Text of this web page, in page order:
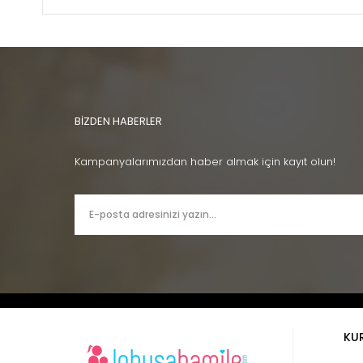
BİZDEN HABERLER
Kampanyalarımızdan haber almak için kayıt olun!